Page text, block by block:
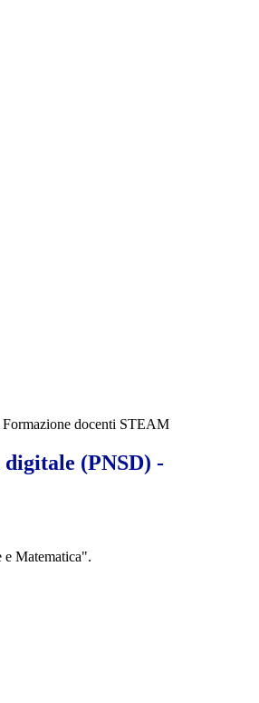
docenti STEAM
(PNSD) -
Matematica".